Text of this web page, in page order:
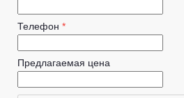
Телефон *
Предлагаемая цена